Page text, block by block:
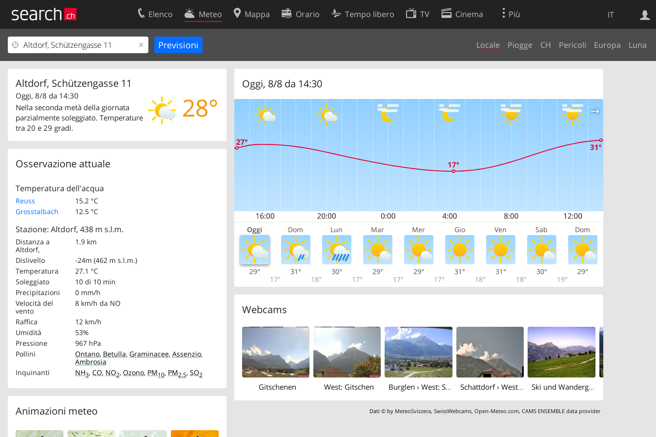
IT
Elenco Meteo Mappa Orario Tempo libero TV Cinema Più
Locale Piogge CH Pericoli Europa Luna
Altdorf, Schützengasse 11
28°
Oggi, 8/8 da 14:30
Nella seconda metà della giornata
parzialmente soleggiato. Temperature
tra 20 e 29 gradi.
Osservazione attuale
Temperatura dell'acqua
Reuss
15.2 °C
Grosstalbach
12.5 °C
Stazione: Altdorf, 438 m s.l.m.
Distanza a
Altdorf,
1.9 km
Dislivello
-24m (462 m s.l.m.)
Temperatura
27.1 °C
Soleggiato
10 di 10 min
Precipitazioni
0 mm/h
Velocità del
vento
8 km/h da NO
Raffica
12 km/h
Umidità
53%
Pressione
967 hPa
Pollini
Ontano, Betulla, Graminacee, Assenzio,
Ambrosia
Inquinanti
NH3, CO, NO2, Ozono, PM10, PM2.5, SO2
Animazioni meteo
Oggi, 8/8 da 14:30
Oggi Dom Lun Mar Mer Gio Ven Sab Dom
29°
17°
31°
18°
30°
17°
29°
17°
29°
17°
31°
18°
31°
18°
30°
19°
29°
Webcams
Gitschenen West: Gitschen Burglen › West: Schattdorf, Altdorf - Brüsti (Surenenpass) und Gitschen Schattdorf › West: Gitschen Ski und Wandergebiet Eggbergen, Uri (1450müM)
Dati © by MeteoSvizzera,SwissWebcams,Open-Meteo.com,CAMS ENSEMBLE data provider
Ricerca Web
Il vostro profolio
Area clienti
Informazioni Legali
Contatti
Condizioni d’uso
Preferenze cookie